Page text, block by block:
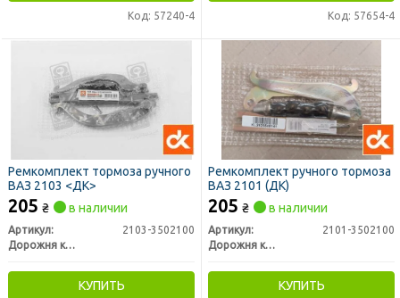
Код: 57240-4 Код: 57654-4
Ремкомплект тормоза ручного
ВАЗ 2103 <ДК>
205 ₴ в наличии
Артикул:
2103-3502100
Дорожня карта
КУПИТЬ
Ремкомплект ручного тормоза
ВАЗ 2101 (ДК)
205 ₴ в наличии
Артикул:
2101-3502100
Дорожня карта
КУПИТЬ